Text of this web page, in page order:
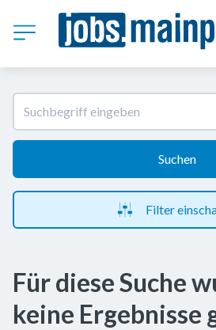
Suchen
Filter
Für diese Suche
keine Ergebnisse